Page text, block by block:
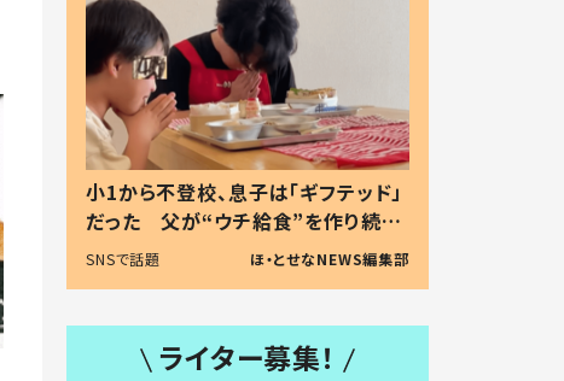
小1から不登校、息子は「ギフテッド」
だった 父が“ウチ給食”を作り続け
る理由とは #令和の親 #令和の子
SNSで話題 ほ・とせなNEWS編集部
ライター募集！